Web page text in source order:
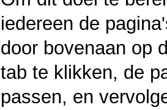
iedereen de
door bovenaan op
tab te klikken, de
passen, en